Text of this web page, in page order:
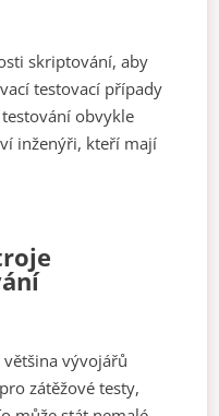
skriptování, aby
testovací případy
obvykle
inženýři, kteří mají
vývojářů
zátěžové testy,